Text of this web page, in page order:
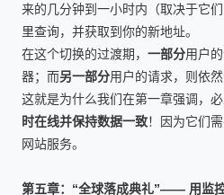
来的几分钟到一小时内（取决于它
里查询，并获取到你的新地址。
在这个切换的过渡期， 一部分用户
器；而另一部分用户的请求，则依
这就是为什么我们在第一章强调，
时在线并保持数据一致！因为它们
网站服务。
第五章：“全球落成典礼”—— 用监